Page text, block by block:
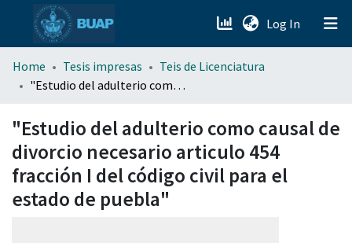
Log In (current)
menu.section.about_menu
Home Tesis impresas
Teis de Licenciatura
"Estudio del adulterio como causal de divorcio necesario articulo 454 fracción I del código civil para el estado de puebla"
"Estudio del adulterio como causal de
divorcio necesario articulo 454
fracción I del código civil para el
estado de puebla"